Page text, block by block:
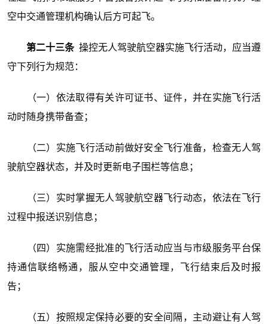
空中交通管理机构确认后方可起飞。
第二十三条 操控无人驾驶航空器实施飞行活动，应当遵
守下列行为规范：
（一）依法取得有关许可证书、证件，并在实施飞行活
动时随身携带备查；
（二）实施飞行活动前做好安全飞行准备，检查无人驾
驶航空器状态，并及时更新电子围栏等信息；
（三）实时掌握无人驾驶航空器飞行动态，依法在飞行
过程中报送识别信息；
（四）实施需经批准的飞行活动应当与市级服务平台保
持通信联络畅通，服从空中交通管理，飞行结束后及时报
告；
（五）按照规定保持必要的安全间隔，主动避让有人驾